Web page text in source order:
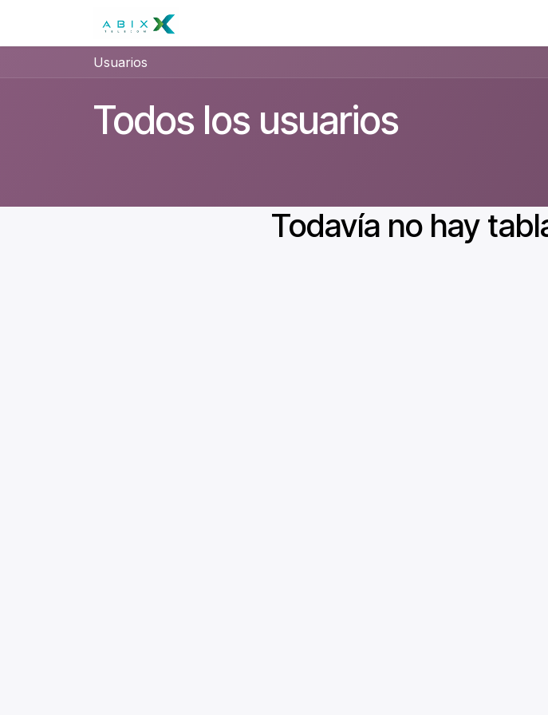
Usuarios
Todos los usuarios
Todavía no hay